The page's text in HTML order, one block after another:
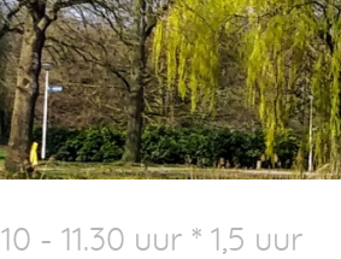
10 - 11.30 uur 1,5 uur